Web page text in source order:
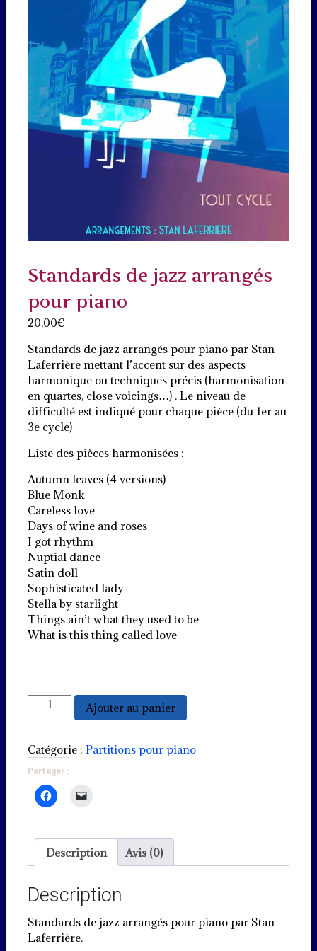
Standards de jazz arrangés
pour piano
20,00€
Standards de jazz arrangés pour piano par Stan
Laferrière mettant l’accent sur des aspects
harmonique ou techniques précis (harmonisation
en quartes, close voicings…) . Le niveau de
difficulté est indiqué pour chaque pièce (du 1er au
3e cycle)
Liste des pièces harmonisées :
Autumn leaves (4 versions)
Blue Monk
Careless love
Days of wine and roses
I got rhythm
Nuptial dance
Satin doll
Sophisticated lady
Stella by starlight
Things ain’t what they used to be
What is this thing called love
quantité
de
de
jazz
arrangés
pour
piano
Ajouter au panier
Catégorie : Partitions pour piano
Partager :
Description Avis (0)
Description
Standards de jazz arrangés pour piano par Stan
Laferrière.